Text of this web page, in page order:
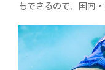
もできるので、国内